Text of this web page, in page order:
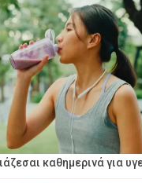
καθημερινά για